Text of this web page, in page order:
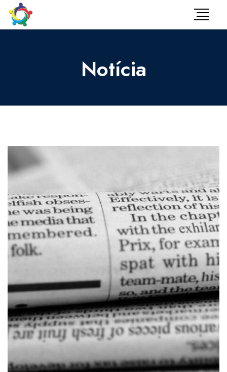
Notícia